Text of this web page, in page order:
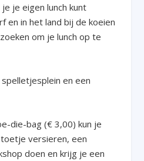
je eigen lunch kunt
en in het land bij de koeien
om je lunch op te
en een
die-bag (€ 3,00) kun je
versieren, een
doen en krijg je een